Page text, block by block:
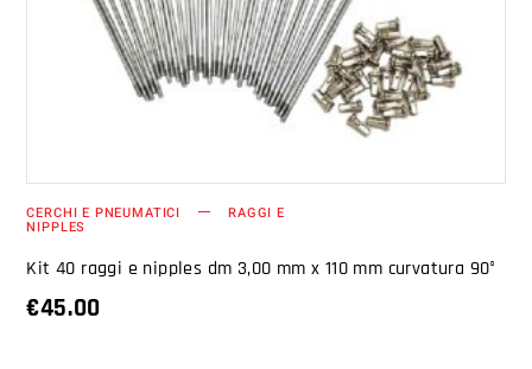
CERCHI E PNEUMATICI RAGGI E
NIPPLES
Kit 40 raggi e nipples dm 3,00 mm x 110 mm curvatura 90°
€45.00